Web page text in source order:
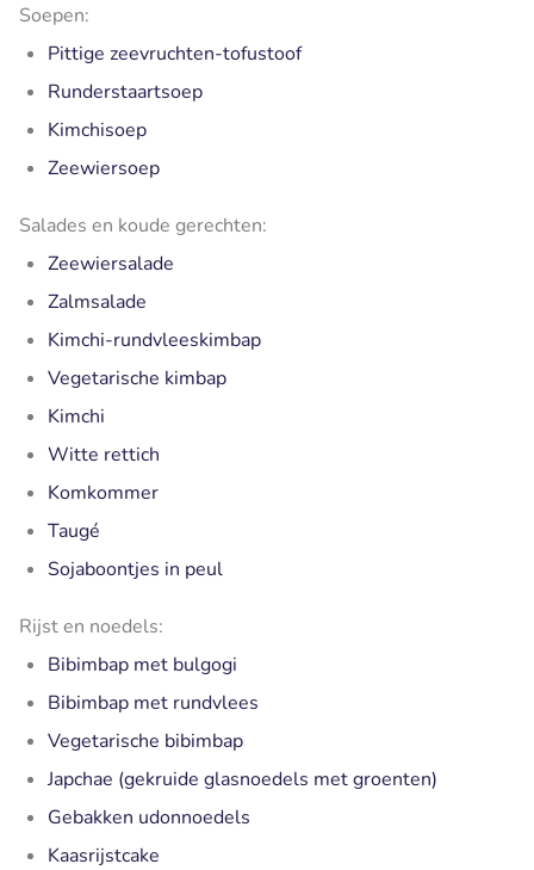
Soepen:
Pittige zeevruchten-tofustoof
Runderstaartsoep
Kimchisoep
Zeewiersoep
Salades en koude gerechten:
Zeewiersalade
Zalmsalade
Kimchi-rundvleeskimbap
Vegetarische kimbap
Kimchi
Witte rettich
Komkommer
Taugé
Sojaboontjes in peul
Rijst en noedels:
Bibimbap met bulgogi
Bibimbap met rundvlees
Vegetarische bibimbap
Japchae (gekruide glasnoedels met groenten)
Gebakken udonnoedels
Kaasrijstcake